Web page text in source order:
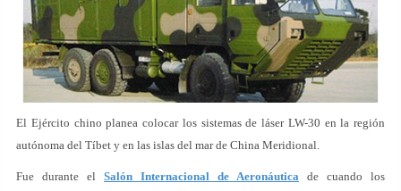
El Ejército chino planea colocar los sistemas de láser LW-30 en la región
autónoma del Tíbet y en las islas del mar de China Meridional.
Fue durante el Salón Internacional de Aeronáutica de cuando los